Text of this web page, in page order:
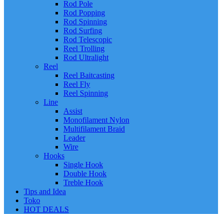
Rod Pole
Rod Popping
Rod Spinning
Rod Surfing
Rod Telescopic
Reel Trolling
Rod Ultralight
Reel
Reel Baitcasting
Reel Fly
Reel Spinning
Line
Assist
Monofilament Nylon
Multifilament Braid
Leader
Wire
Hooks
Single Hook
Double Hook
Treble Hook
Tips and Idea
Toko
HOT DEALS